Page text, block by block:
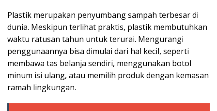
Plastik merupakan penyumbang sampah terbesar di
dunia. Meskipun terlihat praktis, plastik membutuhkan
waktu ratusan tahun untuk terurai. Mengurangi
penggunaannya bisa dimulai dari hal kecil, seperti
membawa tas belanja sendiri, menggunakan botol
minum isi ulang, atau memilih produk dengan kemasan
ramah lingkungan.